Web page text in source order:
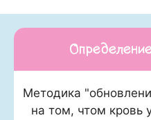
Методика
на том, чтом кровь